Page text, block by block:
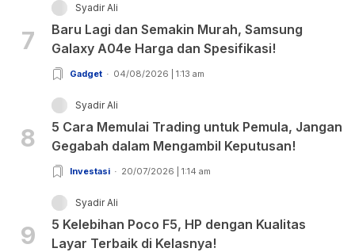
7
Syadir Ali
Baru Lagi dan Semakin Murah, Samsung
Galaxy A04e Harga dan Spesifikasi!
Gadget 04/08/2026 | 1:13 am
8
Syadir Ali
5 Cara Memulai Trading untuk Pemula, Jangan
Gegabah dalam Mengambil Keputusan!
Investasi 20/07/2026 | 1:14 am
9
Syadir Ali
5 Kelebihan Poco F5, HP dengan Kualitas
Layar Terbaik di Kelasnya!